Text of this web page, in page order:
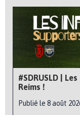
#SDRUSLD |
Reims !
Publié le 8 août